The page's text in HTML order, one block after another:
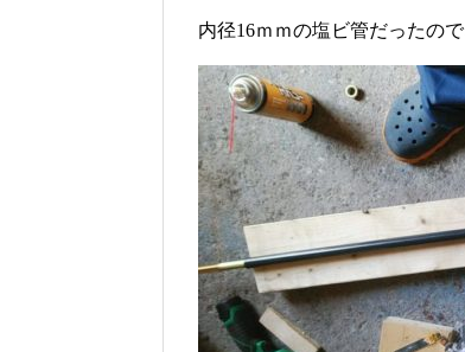
内径16ｍｍの塩ビ管だったの